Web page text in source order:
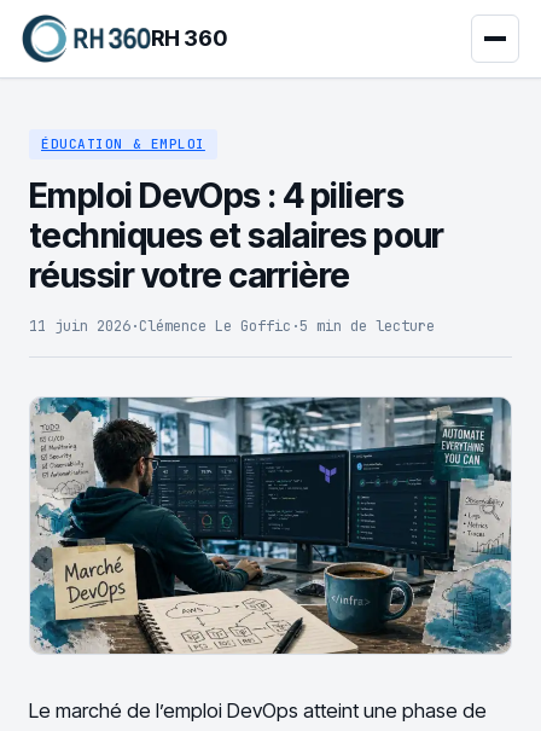
RH 360
ÉDUCATION & EMPLOI
Emploi DevOps : 4 piliers
techniques et salaires pour
réussir votre carrière
11 juin 2026·Clémence Le Goffic ·5 min de lecture
Le marché de l’emploi DevOps atteint une phase de